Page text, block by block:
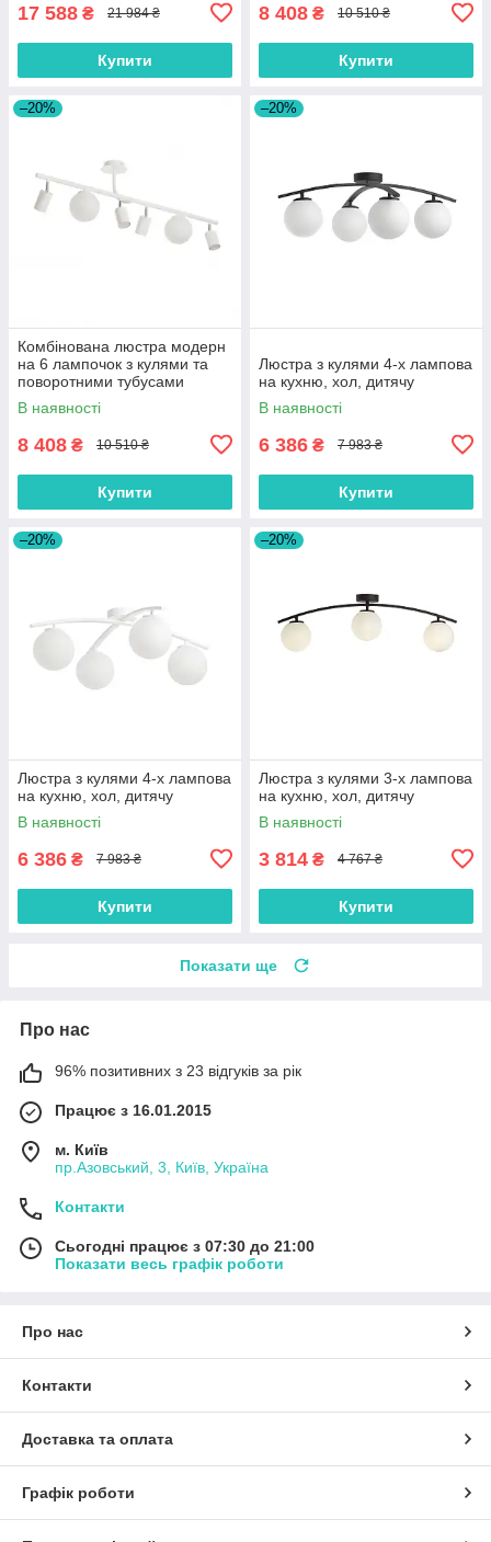
17 588 ₴ 21 984 ₴
Купити
8 408 ₴ 10 510 ₴
Купити
–20%
Комбінована люстра модерн
на 6 лампочок з кулями та
поворотними тубусами
В наявності
8 408 ₴ 10 510 ₴
Купити
–20%
Люстра з кулями 4-х лампова
на кухню, хол, дитячу
В наявності
6 386 ₴ 7 983 ₴
Купити
–20%
Люстра з кулями 4-х лампова
на кухню, хол, дитячу
В наявності
6 386 ₴ 7 983 ₴
Купити
–20%
Люстра з кулями 3-х лампова
на кухню, хол, дитячу
В наявності
3 814 ₴ 4 767 ₴
Купити
Показати ще
Про нас
96% позитивних з 23 відгуків за рік
Працює з 16.01.2015
м. Київ
пр.Азовський, 3, Київ, Україна
Контакти
Сьогодні працює з 07:30 до 21:00
Показати весь графік роботи
Про нас
Контакти
Доставка та оплата
Графік роботи